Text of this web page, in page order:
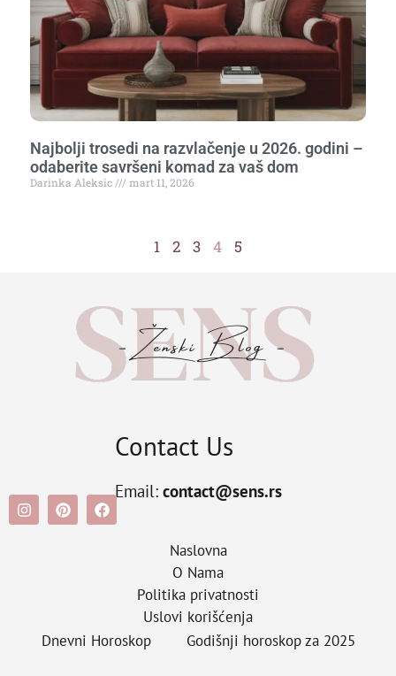
Najbolji trosedi na razvlačenje u 2026. godini –
odaberite savršeni komad za vaš dom
Darinka Aleksic mart 11, 2026
1 2 3 4 5
Contact Us
Email: contact@sens.rs
Naslovna
O Nama
Politika privatnosti
Uslovi korišćenja
Dnevni Horoskop
Godišnji horoskop za 2025